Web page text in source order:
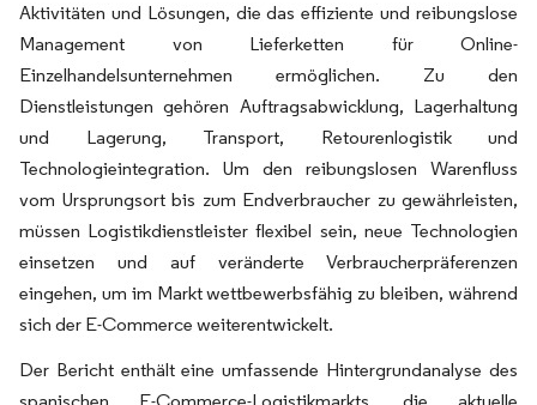
Aktivitäten und Lösungen, die das effiziente und reibungslose
Management von Lieferketten für Online-
Einzelhandelsunternehmen ermöglichen. Zu den
Dienstleistungen gehören Auftragsabwicklung, Lagerhaltung
und Lagerung, Transport, Retourenlogistik und
Technologieintegration. Um den reibungslosen Warenfluss
vom Ursprungsort bis zum Endverbraucher zu gewährleisten,
müssen Logistikdienstleister flexibel sein, neue Technologien
einsetzen und auf veränderte Verbraucherpräferenzen
eingehen, um im Markt wettbewerbsfähig zu bleiben, während
sich der E-Commerce weiterentwickelt.
Der Bericht enthält eine umfassende Hintergrundanalyse des
spanischen E-Commerce-Logistikmarkts, die aktuelle